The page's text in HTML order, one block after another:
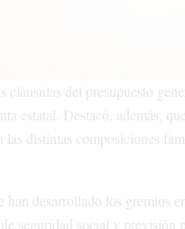
del presupuesto
estatal. Destacó, además,
distintas composiciones
desarrollado los gremios
seguridad social y